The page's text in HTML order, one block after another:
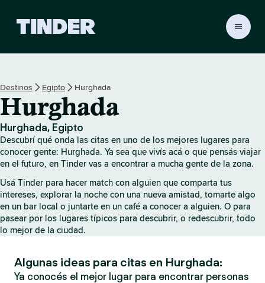
o
d
e
i
n
d
r
Destinos Egipto Hurghada
Hurghada
Hurghada, Egipto
Descubrí qué onda las citas en uno de los mejores lugares para
conocer gente: Hurghada. Ya sea que vivís acá o que pensás viajar
en el futuro, en Tinder vas a encontrar a mucha gente de la zona.
Usá Tinder para hacer match con alguien que comparta tus
intereses, explorar la noche con una nueva amistad, tomarte algo
en un bar local o juntarte en un café a conocer a alguien. O para
pasear por los lugares típicos para descubrir, o redescubrir, todo
lo mejor de la ciudad.
Algunas ideas para citas en Hurghada:
Ya conocés el mejor lugar para encontrar personas